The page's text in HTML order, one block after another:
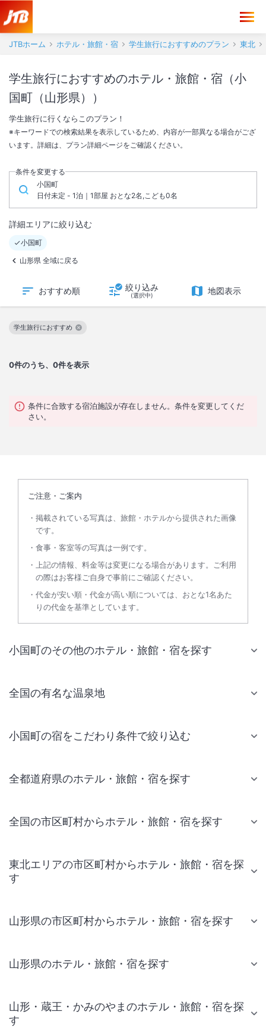
JTBホーム ホテル・旅館・宿 学生旅行におすすめのプラン 東北
学生旅行におすすめのホテル・旅館・宿（小
国町（山形県））
学生旅行に行くならこのプラン！
※キーワードでの検索結果を表示しているため、内容が一部異なる場合がござ
います。詳細は、プラン詳細ページをご確認ください。
条件を変更する
小国町
日付未定 - 1泊｜1部屋 おとな2名,こども0名
詳細エリアに絞り込む
小国町
山形県 全域に戻る
おすすめ順 絞り込み
(選択中) 地図表示
0件のうち、0件を表示
学生旅行におすすめ
この絞り込み条件を解除
条件に合致する宿泊施設が存在しません。条件を変更してくだ
さい。
ご注意・ご案内
掲載されている写真は、旅館・ホテルから提供された画像
です。
食事・客室等の写真は一例です。
上記の情報、料金等は変更になる場合があります。ご利用
の際はお客様ご自身で事前にご確認ください。
代金が安い順・代金が高い順については、おとな1名あた
りの代金を基準としています。
小国町のその他のホテル・旅館・宿を探す
全国の有名な温泉地
小国町の宿をこだわり条件で絞り込む
全都道府県のホテル・旅館・宿を探す
全国の市区町村からホテル・旅館・宿を探す
東北エリアの市区町村からホテル・旅館・宿を探
す
山形県の市区町村からホテル・旅館・宿を探す
山形県のホテル・旅館・宿を探す
山形・蔵王・かみのやまのホテル・旅館・宿を探
す